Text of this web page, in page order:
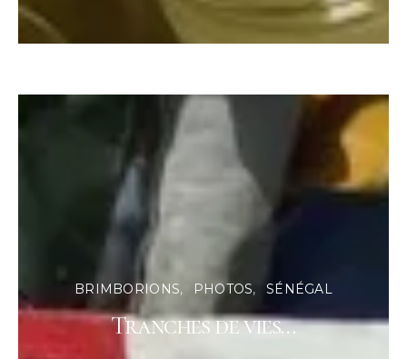
BRIMBORIONS PHOTOS SÉNÉGAL
Tranches de vies…